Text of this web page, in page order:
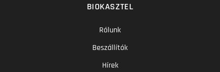
BIOKASZTEL
Rólunk
Beszállítók
Hírek